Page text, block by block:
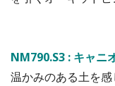
NM790.S3 : キャニ
温かみのある土を